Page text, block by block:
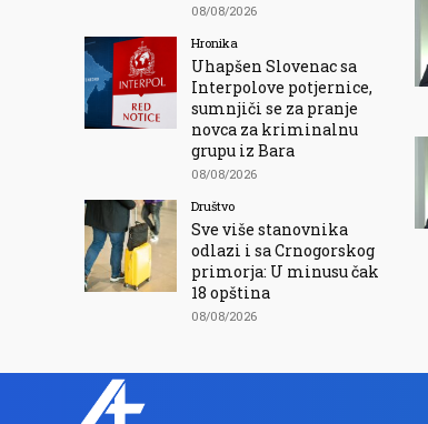
08/08/2026
Hronika
Uhapšen Slovenac sa
Interpolove potjernice,
sumnjiči se za pranje
novca za kriminalnu
grupu iz Bara
08/08/2026
Društvo
Sve više stanovnika
odlazi i sa Crnogorskog
primorja: U minusu čak
18 opština
08/08/2026